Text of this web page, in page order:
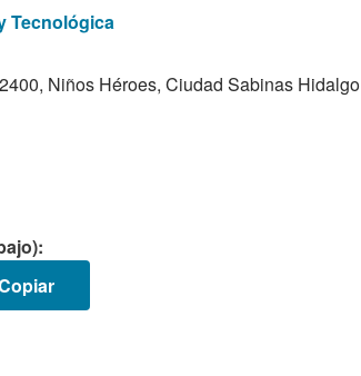
Tecnológica
Niños Héroes, Ciudad Sabinas Hidalgo